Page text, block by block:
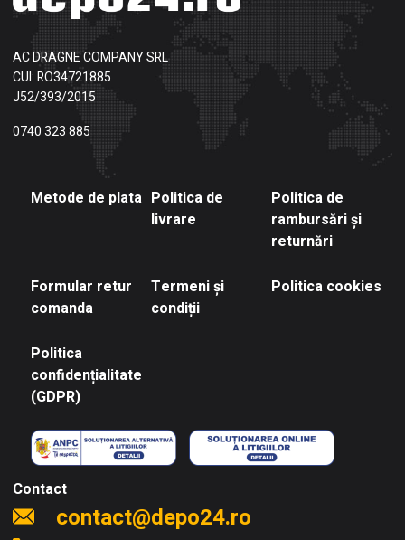
AC DRAGNE COMPANY SRL
CUI: RO34721885
J52/393/2015
0740 323 885
Metode de plata Politica de
livrare
Politica de
rambursări și
returnări
Formular retur
comanda
Termeni și
condiții
Politica cookies
Politica
confidențialitate
(GDPR)
Contact
contact@depo24.ro